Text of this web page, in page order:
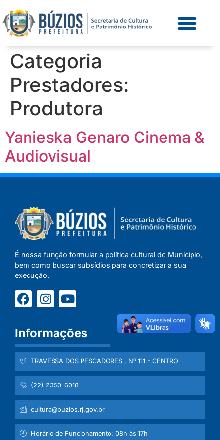
Categoria
Prestadores:
Produtora
Yanieska Genaro Cinema &
Audiovisual
É nossa função formular a política cultural do Município,
bem como buscar subsídios para concretizar a sua
execução.
Informações
TRAVESSA DOS PESCADORES , Nº 111 - CENTRO
(22) 2350-6018
cultura@buzios.rj.gov.br
Horário de Funcionamento: 08h às 17h